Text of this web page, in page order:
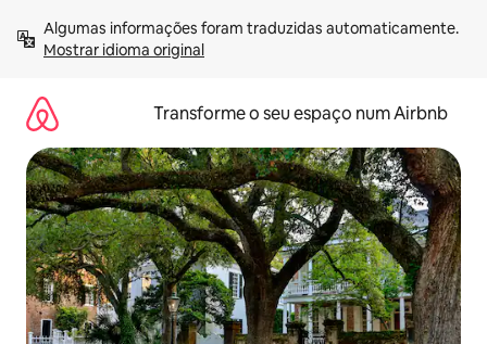
para
Mostrar idioma original
Transforme o seu espaço num Airbnb